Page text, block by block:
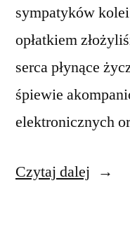
sympatyków
opłatkiem
serca płynące
śpiewie
elektronicznych
Czytaj dalej